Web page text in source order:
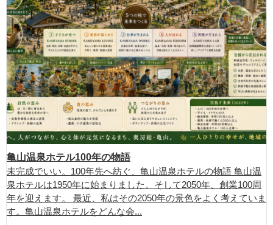
亀山温泉ホテル100年の物語
未完成でいい。100年先へ紡ぐ、亀山温泉ホテルの物語 亀山温
泉ホテルは1950年に始まりました。そして2050年、創業100周
年を迎えます。 最近、私はその2050年の景色をよく考えていま
す。亀山温泉ホテルをどんな会...